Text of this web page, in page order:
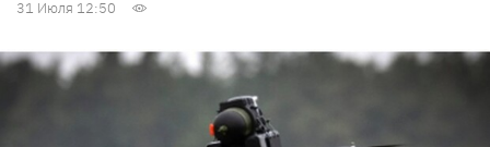
31 Июля 12:50